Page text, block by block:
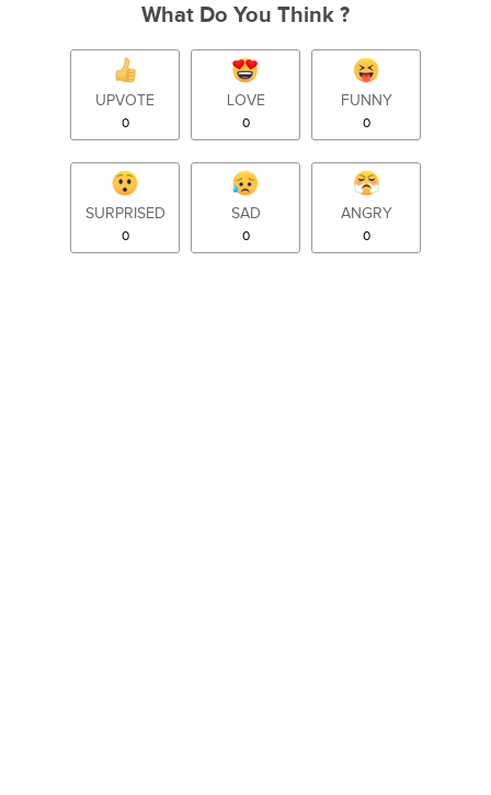
What Do You Think ?
UPVOTE
0
LOVE
0
FUNNY
0
SURPRISED
0
SAD
0
ANGRY
0